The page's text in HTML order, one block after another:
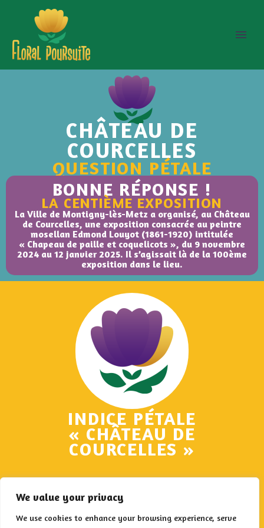
We value your privacy
We use cookies to enhance your browsing experience, serve
CHÂTEAU DE
COURCELLES
QUESTION PÉTALE
BONNE RÉPONSE !
LA CENTIÈME EXPOSITION
La Ville de Montigny-lès-Metz a organisé, au Château
de Courcelles, une exposition consacrée au peintre
mosellan Edmond Louyot (1861-1920) intitulée
« Chapeau de paille et coquelicots », du 9 novembre
2024 au 12 janvier 2025. Il s’agissait là de la 100ème
exposition dans le lieu.
INDICE PÉTALE
« CHÂTEAU DE
COURCELLES »
Voici votre indice à noter sur votre carte de jeu, dans la case
du Château de Courcelles :